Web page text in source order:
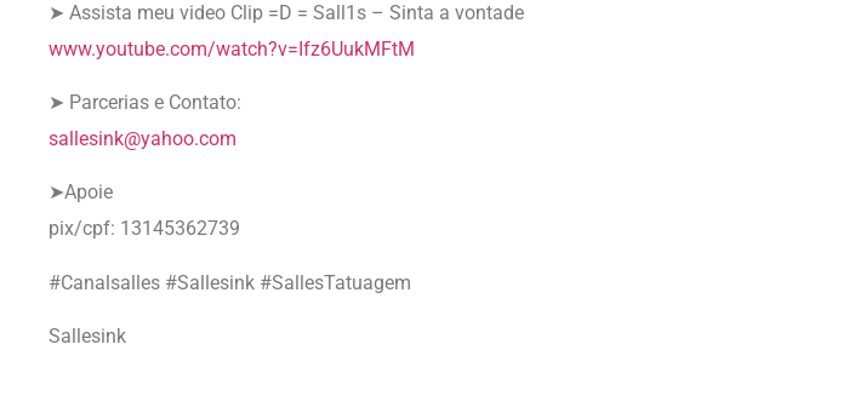
➤ Assista meu video Clip =D = Sall1s – Sinta a vontade
www.youtube.com/watch?v=Ifz6UukMFtM
➤ Parcerias e Contato:
sallesink@yahoo.com
➤Apoie
pix/cpf: 13145362739
#Canalsalles #Sallesink #SallesTatuagem
Sallesink